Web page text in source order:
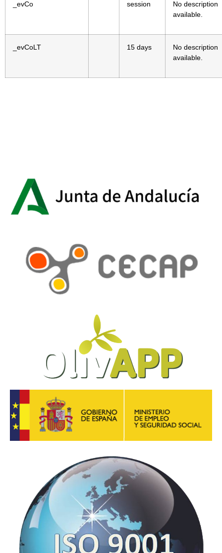
_evCo session
No description
available.
_evCoLT 15 days
No description
available.